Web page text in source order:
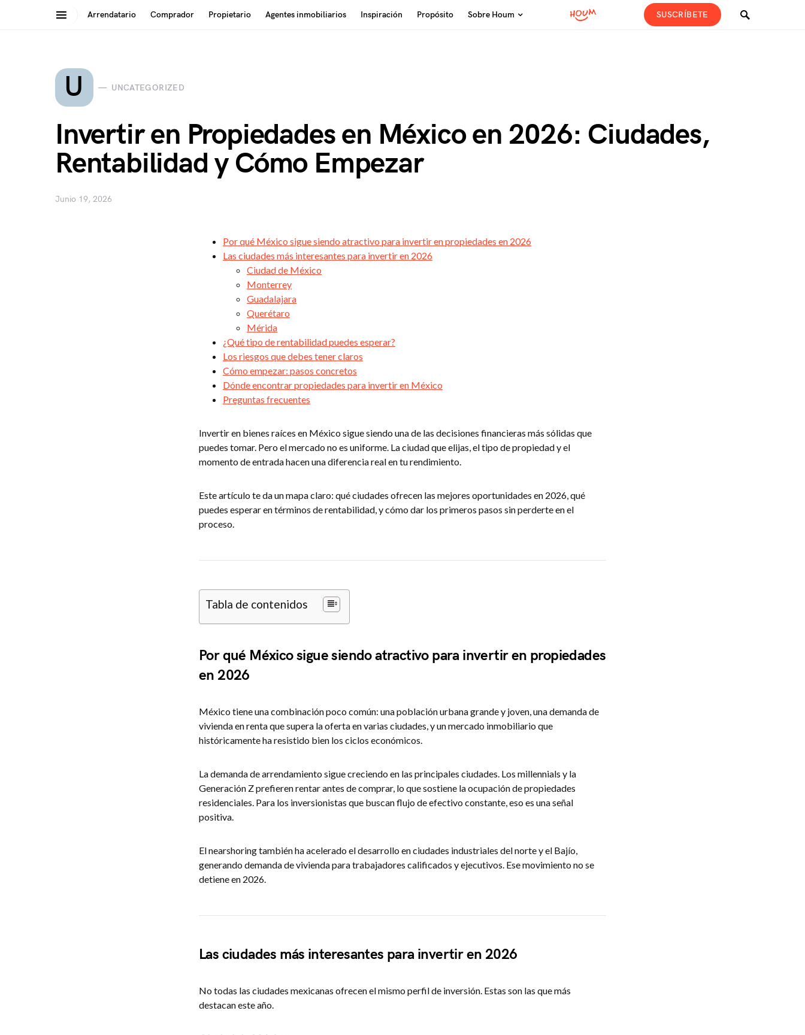
Arrendatario Comprador Propietario Agentes inmobiliarios Inspiración Propósito Sobre Houm SUSCRÍBETE
Search for:
U UNCATEGORIZED
Invertir en Propiedades en México en 2026: Ciudades,
Rentabilidad y Cómo Empezar
Junio 19, 2026
Por qué México sigue siendo atractivo para invertir en propiedades en 2026
Las ciudades más interesantes para invertir en 2026
Ciudad de México
Monterrey
Guadalajara
Querétaro
Mérida
¿Qué tipo de rentabilidad puedes esperar?
Los riesgos que debes tener claros
Cómo empezar: pasos concretos
Dónde encontrar propiedades para invertir en México
Preguntas frecuentes
Invertir en bienes raíces en México sigue siendo una de las decisiones financieras más sólidas que
puedes tomar. Pero el mercado no es uniforme. La ciudad que elijas, el tipo de propiedad y el
momento de entrada hacen una diferencia real en tu rendimiento.
Este artículo te da un mapa claro: qué ciudades ofrecen las mejores oportunidades en 2026, qué
puedes esperar en términos de rentabilidad, y cómo dar los primeros pasos sin perderte en el
proceso.
Tabla de contenidos
Por qué México sigue siendo atractivo para invertir en propiedades
en 2026
México tiene una combinación poco común: una población urbana grande y joven, una demanda de
vivienda en renta que supera la oferta en varias ciudades, y un mercado inmobiliario que
históricamente ha resistido bien los ciclos económicos.
La demanda de arrendamiento sigue creciendo en las principales ciudades. Los millennials y la
Generación Z prefieren rentar antes de comprar, lo que sostiene la ocupación de propiedades
residenciales. Para los inversionistas que buscan flujo de efectivo constante, eso es una señal
positiva.
El nearshoring también ha acelerado el desarrollo en ciudades industriales del norte y el Bajío,
generando demanda de vivienda para trabajadores calificados y ejecutivos. Ese movimiento no se
detiene en 2026.
Las ciudades más interesantes para invertir en 2026
No todas las ciudades mexicanas ofrecen el mismo perfil de inversión. Estas son las que más
destacan este año.